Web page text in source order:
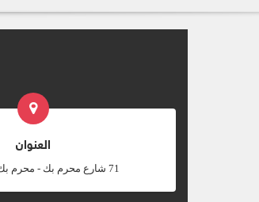
العنوان
‎71 شارع محرم بك - محرم بك. الاسكندريه